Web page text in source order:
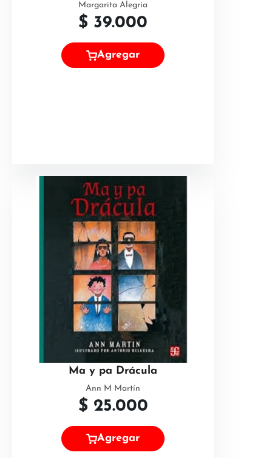
Margarita Alegría
$ 39.000
Agregar
Ma y pa Drácula
Ann M Martín
$ 25.000
Agregar